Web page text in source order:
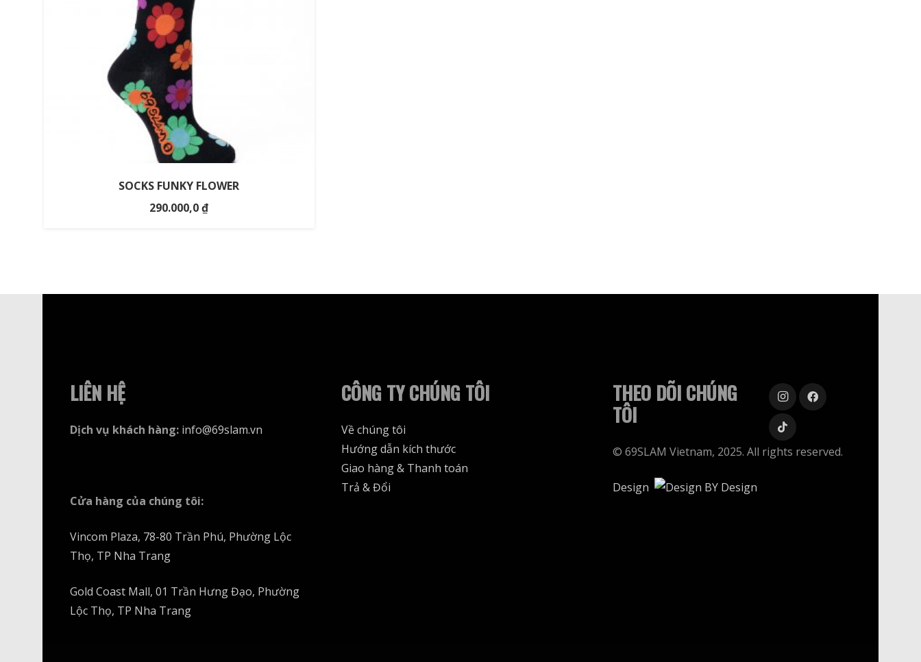
SOCKS FUNKY FLOWER
290.000,0₫
LIÊN HỆ
Dịch vụ khách hàng: info@69slam.vn
Cửa hàng của chúng tôi:
Vincom Plaza, 78-80 Trần Phú, Phường Lộc
Thọ, TP Nha Trang
Gold Coast Mall, 01 Trần Hưng Đạo, Phường
Lộc Thọ, TP Nha Trang
CÔNG TY CHÚNG TÔI
Về chúng tôi
Hướng dẫn kích thước
Giao hàng & Thanh toán
Trả & Đổi
THEO DÕI CHÚNG
TÔI
© 69SLAM Vietnam, 2025. All rights reserved.
Design